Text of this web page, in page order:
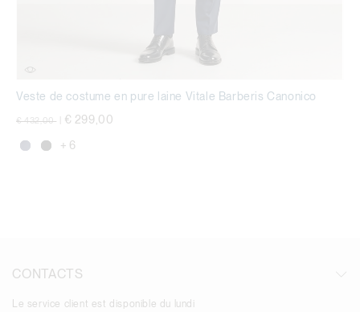
Veste de costume en pure laine Vitale Barberis Canonico
Prix réduit de
€ 432,00 € 299,00
+ 6
CONTACTS
Le service client est disponible du lundi